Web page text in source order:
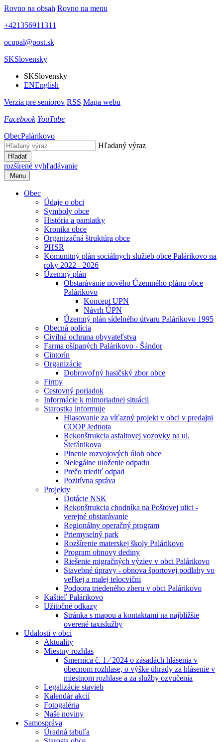
Rovno na obsah Rovno na menu
+421356911311
ocupal@post.sk
SKSlovensky
SKSlovensky
ENEnglish
Verzia pre seniorov RSS Mapa webu
Facebook YouTube
ObecPalárikovo
Hľadaný výraz
Hľadať
rozšírené vyhľadávanie
Menu
Obec
Údaje o obci
Symboly obce
História a pamiatky
Kronika obce
Organizačná štruktúra obce
PHSR
Komunitný plán sociálnych služieb obce Palárikovo na
roky 2022 - 2026
Územný plán
Obstarávanie nového Územného plánu obce
Palárikovo
Koncept UPN
Návrh ÚPN
Územný plán sídelného útvaru Palárikovo 1995
Obecná polícia
Civilná ochrana obyvateľstva
Farma ošípaných Palárikovo - Šándor
Cintorín
Organizácie
Dobrovoľný hasičský zbor obce
Firmy
Cestovný poriadok
Informácie k mimoriadnej situácii
Starostka informuje
Hlasovanie za víťazný projekt v obci v predajni
COOP Jednota
Rekonštrukcia asfaltovej vozovky na ul.
Štefánikova
Plnenie rozvojových úloh obce
Nelegálne uloženie odpadu
Prečo triediť odpad
Pozitívna správa
Projekty
Dotácie NSK
Rekonštrukcia chodníka na Poštovej ulici -
verejné obstarávanie
Regionálny operačný program
Priemyselný park
Rozšírenie materskej školy Palárikovo
Program obnovy dediny
Riešenie migračných výziev v obci Palárikovo
Stavebné úpravy - obnova športovej podlahy vo
veľkej a malej telocvični
Podpora triedeného zberu v obci Palárikovo
Kaštieľ Palárikovo
Užitočné odkazy
Stránka s mapou a kontaktami na najbližšie
overené taxislužby
Udalosti v obci
Aktuality
Miestny rozhlas
Smernica č. 1 ⁄ 2024 o zásadách hlásenia v
obecnom rozhlase, o výške úhrady za hlásenie v
miestnom rozhlase a za služby ozvučenia
Legalizácie stavieb
Kalendár akcií
Fotogaléria
Naše noviny
Samospráva
Úradná tabuľa